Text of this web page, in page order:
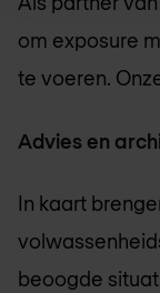
om exposure
te voeren.
Advies en
In kaart
beoogde